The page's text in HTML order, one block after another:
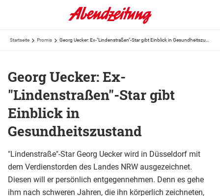
Startseite Promis
Georg Uecker: Ex-
"Lindenstraßen"-Star gibt
Einblick in
Gesundheitszustand
"Lindenstraße"-Star Georg Uecker wird in Düsseldorf mit
dem Verdienstorden des Landes NRW ausgezeichnet.
Diesen will er persönlich entgegennehmen. Denn es gehe
ihm nach schweren Jahren, die ihn körperlich zeichneten,